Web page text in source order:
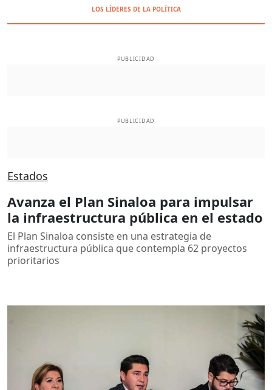
LOS LÍDERES DE LA POLÍTICA
PUBLICIDAD
PUBLICIDAD
Estados
Avanza el Plan Sinaloa para impulsar
la infraestructura pública en el estado
El Plan Sinaloa consiste en una estrategia de
infraestructura pública que contempla 62 proyectos
prioritarios